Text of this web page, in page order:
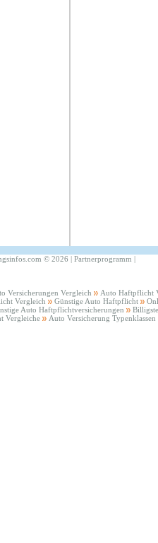
© 2026 | Partnerprogramm |
Versicherungen Vergleich
Auto Haftpflicht
Vergleich Günstige Auto Haftpflicht
Auto Haftpflichtversicherungen
Vergleiche Auto Versicherung Typenklassen